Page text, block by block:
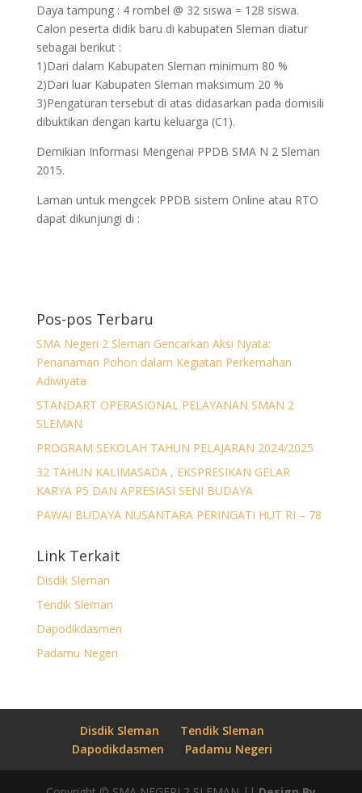
Daya tampung : 4 rombel @ 32 siswa = 128 siswa.
Calon peserta didik baru di kabupaten Sleman diatur
sebagai berikut :
1)Dari dalam Kabupaten Sleman minimum 80 %
2)Dari luar Kabupaten Sleman maksimum 20 %
3)Pengaturan tersebut di atas didasarkan pada domisili
dibuktikan dengan kartu keluarga (C1).
Demikian Informasi Mengenai PPDB SMA N 2 Sleman
2015.
Laman untuk mengcek PPDB sistem Online atau RTO
dapat dikunjungi di :
Pos-pos Terbaru
SMA Negeri 2 Sleman Gencarkan Aksi Nyata:
Penanaman Pohon dalam Kegiatan Perkemahan
Adiwiyata
STANDART OPERASIONAL PELAYANAN SMAN 2
SLEMAN
PROGRAM SEKOLAH TAHUN PELAJARAN 2024/2025
32 TAHUN KALIMASADA , EKSPRESIKAN GELAR
KARYA P5 DAN APRESIASI SENI BUDAYA
PAWAI BUDAYA NUSANTARA PERINGATI HUT RI – 78
Link Terkait
Disdik Sleman
Tendik Sleman
Dapodikdasmen
Padamu Negeri
Disdik Sleman
Tendik Sleman
Dapodikdasmen
Padamu Negeri